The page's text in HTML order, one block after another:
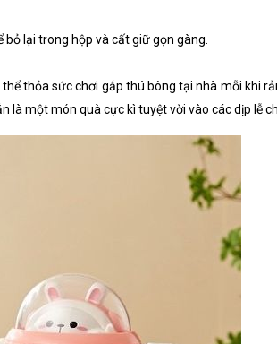
lại trong hộp và cất giữ gọn gàng.
thỏa sức chơi gắp thú bông tại nhà mỗi khi
một món quà cực kì tuyệt vời vào các dịp lễ